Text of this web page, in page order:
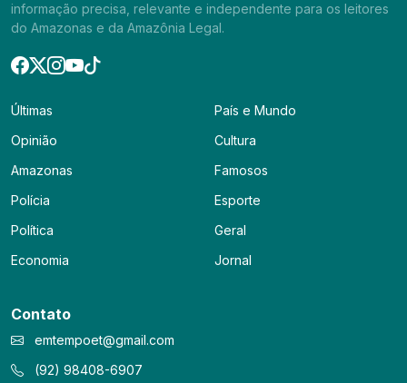
informação precisa, relevante e independente para os leitores
do Amazonas e da Amazônia Legal.
Últimas
Opinião
Amazonas
Polícia
Política
Economia
País e Mundo
Cultura
Famosos
Esporte
Geral
Jornal
Contato
emtempoet@gmail.com
(92) 98408-6907